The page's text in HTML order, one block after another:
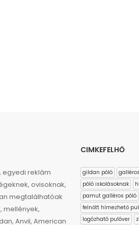
egyedi reklám
ovisoknak,
megtalálhatóak
mellények,
Anvil, American
CIMKEFELHŐ
gildan póló
póló iskolásoknak
pamut galléros póló
felnőtt hímezhető
logózható pulóver